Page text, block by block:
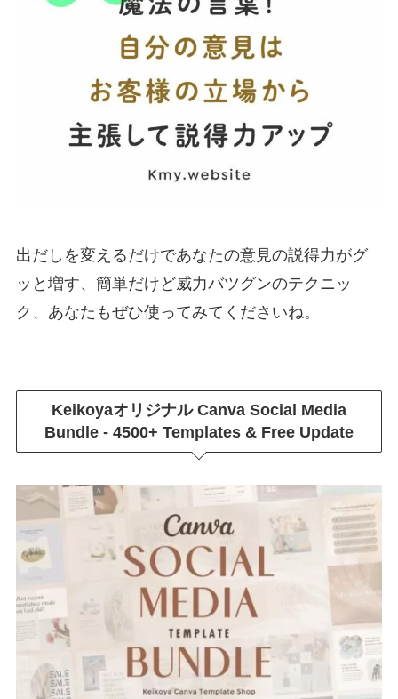
出だしを変えるだけであなたの意見の説得力がグ
ッと増す、簡単だけど威力バツグンのテクニッ
ク、あなたもぜひ使ってみてくださいね。
Keikoyaオリジナル Canva Social Media
Bundle - 4500+ Templates & Free Update